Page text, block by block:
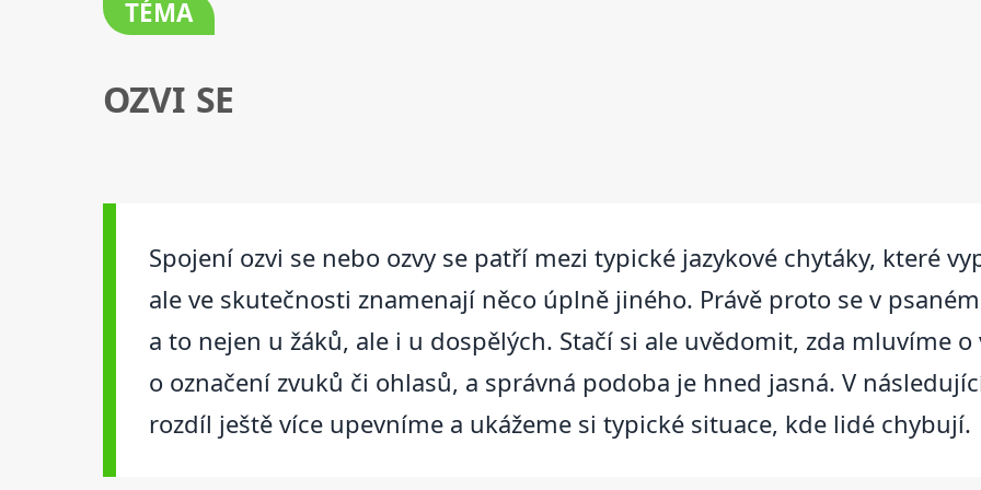
TÉMA
OZVI SE
Spojení ozvi se nebo ozvy se patří mezi typické jazykové chytáky, které
ale ve skutečnosti znamenají něco úplně jiného. Právě proto se v
a to nejen u žáků, ale i u dospělých. Stačí si ale uvědomit, zda mluvíme o
o označení zvuků či ohlasů, a správná podoba je hned jasná. V
rozdíl ještě více upevníme a ukážeme si typické situace, kde lidé chybují.